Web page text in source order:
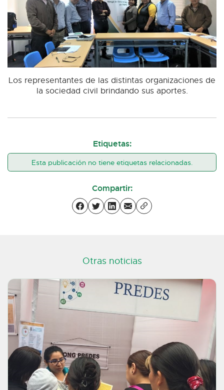
Los representantes de las distintas organizaciones de
la sociedad civil brindando sus aportes.
Etiquetas:
Esta publicación no tiene etiquetas relacionadas.
Compartir:
Otras noticias